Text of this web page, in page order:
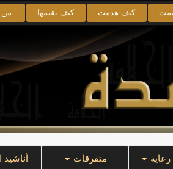
كيف هدمت كيف نقيمها من
متفرقات أناشيد